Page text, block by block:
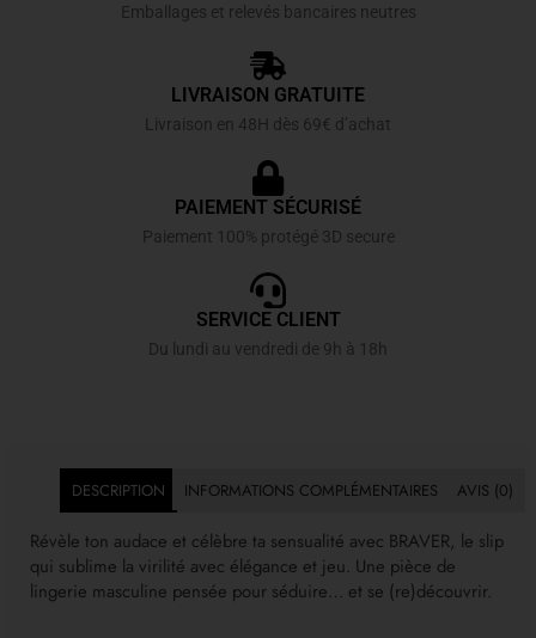
Emballages et relevés bancaires neutres
LIVRAISON GRATUITE
Livraison en 48H dès 69€ d’achat
PAIEMENT SÉCURISÉ
Paiement 100% protégé 3D secure
SERVICE CLIENT
Du lundi au vendredi de 9h à 18h
DESCRIPTION INFORMATIONS COMPLÉMENTAIRES AVIS (0)
Révèle ton audace et célèbre ta sensualité avec BRAVER, le slip
qui sublime la virilité avec élégance et jeu. Une pièce de
lingerie masculine pensée pour séduire… et se (re)découvrir.